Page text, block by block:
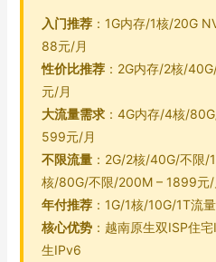
入门推荐：1G内存/1核/20G
88元/月
性价比推荐：2G内存/2核/
元/月
大流量需求：4G内存/4核/
599元/月
不限流量：2G/2核/40G/不限/
核/80G/不限/200M – 1899元/
年付推荐：1G/1核/10G/1T流
核心优势：越南原生双ISP住
生IPv6